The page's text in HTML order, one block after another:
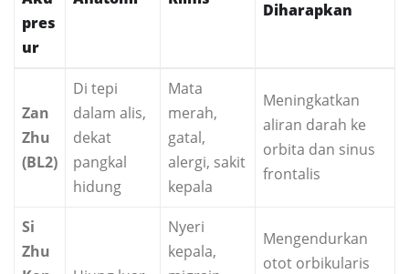
pres
ur
Diharapkan
Zan
Zhu
(BL2)
Di tepi
dalam alis,
dekat
pangkal
hidung
Mata
merah,
gatal,
alergi, sakit
kepala
Meningkatkan
aliran darah ke
orbita dan sinus
frontalis
Si
Zhu
Nyeri
kepala,
Mengendurkan
otot orbikularis